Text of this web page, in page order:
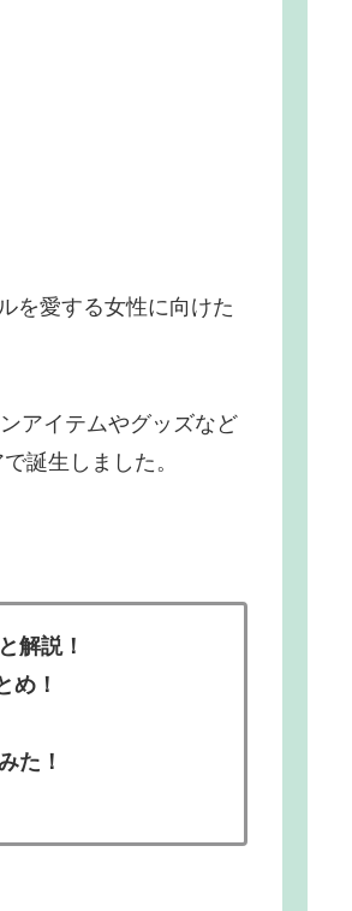
を愛する女性に向けた
アイテムやグッズなど
誕生しました。
解説！
め！
た！